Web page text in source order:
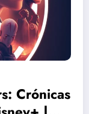
Crónicas